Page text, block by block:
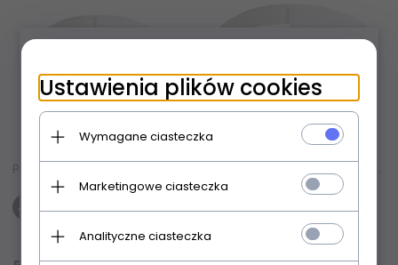
Produkt dostępny! Produkt dostępny!
Ustawienia plików cookies
Wymagane ciasteczka
Marketingowe ciasteczka
Analityczne ciasteczka